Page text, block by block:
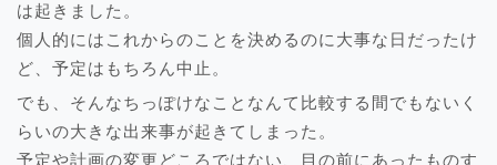
は起きました。
個人的にはこれからのことを決めるのに大事な日だったけ
ど、予定はもちろん中止。
でも、そんなちっぽけなことなんて比較する間でもないく
らいの大きな出来事が起きてしまった。
予定や計画の変更どころではない、目の前にあったものす